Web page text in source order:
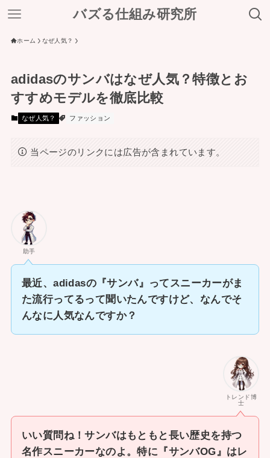
バズる仕組み研究所
ホーム なぜ人気？
adidasのサンバはなぜ人気？特徴とお
すすめモデルを徹底比較
なぜ人気？ ファッション
当ページのリンクには広告が含まれています。
助手
最近、adidasの『サンバ』ってスニーカーがま
た流行ってるって聞いたんですけど、なんでそ
んなに人気なんですか？
トレンド博
士
いい質問ね！サンバはもともと長い歴史を持つ
名作スニーカーなのよ。特に『サンバOG』はレ